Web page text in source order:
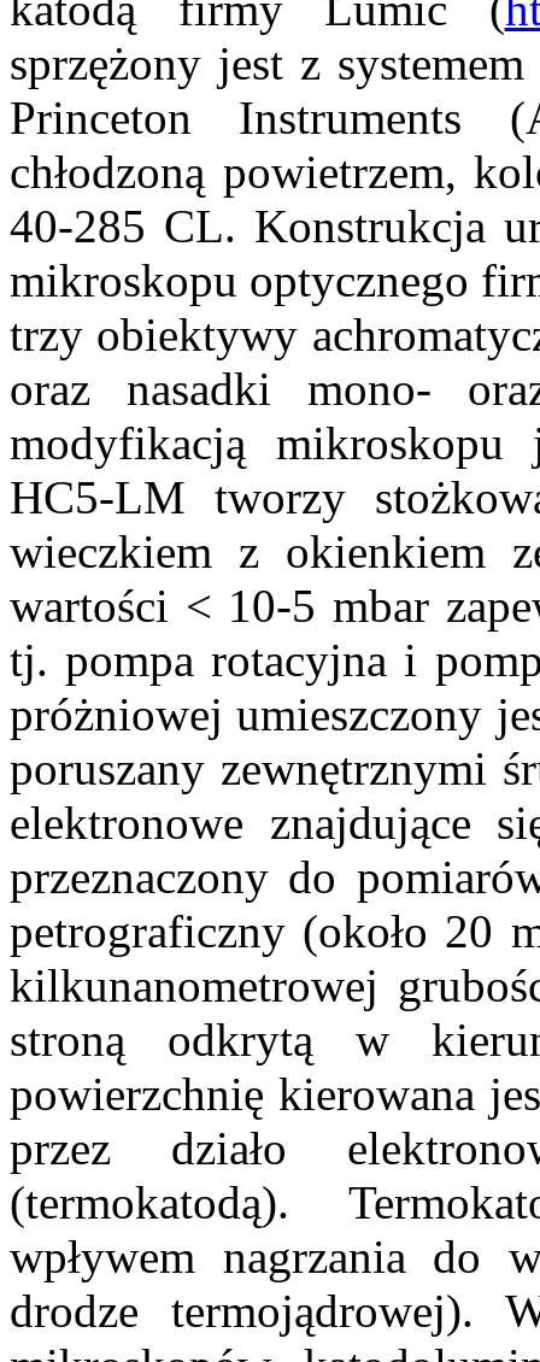
sprzężony jest z
Princeton Instruments
chłodzoną powietrzem,
40-285 CL. Konstrukcja
mikroskopu optycznego
trzy obiektywy
oraz nasadki mono-
modyfikacją
HC5-LM tworzy
wieczkiem z okienkiem
wartości < 10-5 mbar
tj. pompa rotacyjna i
próżniowej umieszczony
poruszany zewnętrznymi
elektronowe znajdujące
przeznaczony do
petrograficzny (około 20
kilkunanometrowej
stroną odkrytą w
powierzchnię kierowana
przez działo
(termokatodą).
wpływem nagrzania do
drodze termojądrowej).